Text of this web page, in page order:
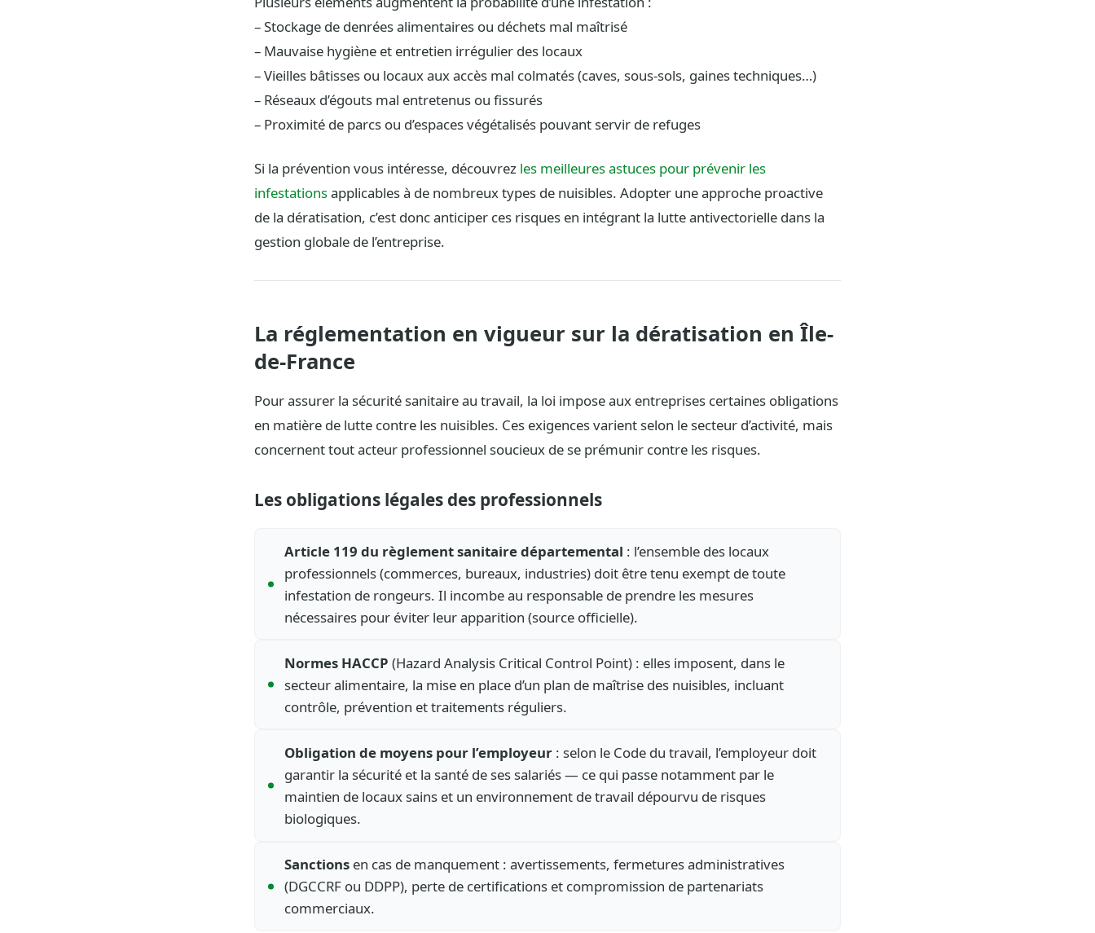
– Stockage de denrées alimentaires ou déchets mal maîtrisé
– Mauvaise hygiène et entretien irrégulier des locaux
– Vieilles bâtisses ou locaux aux accès mal colmatés (caves, sous-sols, gaines techniques…)
– Réseaux d’égouts mal entretenus ou fissurés
– Proximité de parcs ou d’espaces végétalisés pouvant servir de refuges
Si la prévention vous intéresse, découvrez les meilleures astuces pour prévenir les
infestationsapplicables à de nombreux types de nuisibles. Adopter une approche proactive
de la dératisation, c’est donc anticiper ces risques en intégrant la lutte antivectorielle dans la
gestion globale de l’entreprise.
La réglementation en vigueur sur la dératisation en Île-
de-France
Pour assurer la sécurité sanitaire au travail, la loi impose aux entreprises certaines obligations
en matière de lutte contre les nuisibles. Ces exigences varient selon le secteur d’activité, mais
concernent tout acteur professionnel soucieux de se prémunir contre les risques.
Les obligations légales des professionnels
Article 119 du règlement sanitaire départemental : l’ensemble des locaux
professionnels (commerces, bureaux, industries) doit être tenu exempt de toute
infestation de rongeurs. Il incombe au responsable de prendre les mesures
nécessaires pour éviter leur apparition (source officielle).
Normes HACCP (Hazard Analysis Critical Control Point) : elles imposent, dans le
secteur alimentaire, la mise en place d’un plan de maîtrise des nuisibles, incluant
contrôle, prévention et traitements réguliers.
Obligation de moyens pour l’employeur : selon le Code du travail, l’employeur doit
garantir la sécurité et la santé de ses salariés — ce qui passe notamment par le
maintien de locaux sains et un environnement de travail dépourvu de risques
biologiques.
Sanctions en cas de manquement : avertissements, fermetures administratives
(DGCCRF ou DDPP), perte de certifications et compromission de partenariats
commerciaux.